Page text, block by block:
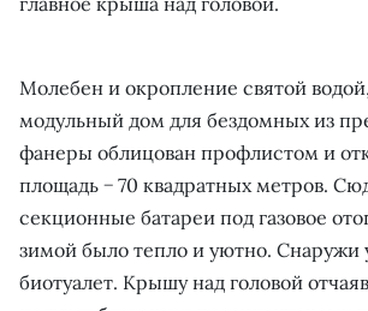
Молебен и окропление святой
модульный дом для бездомных из
фанеры облицован профлистом и
площадь − 70 квадратных метров.
секционные батареи под газовое
зимой было тепло и уютно. Снаружи
биотуалет. Крышу над головой